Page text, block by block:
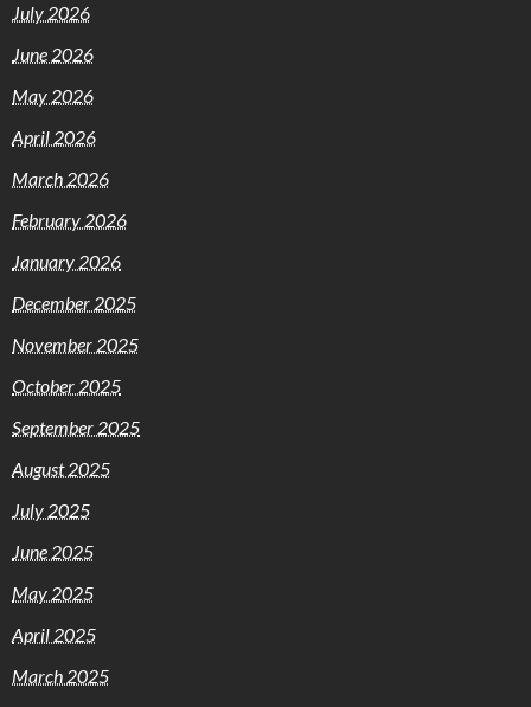
July 2026
June 2026
May 2026
April 2026
March 2026
February 2026
January 2026
December 2025
November 2025
October 2025
September 2025
August 2025
July 2025
June 2025
May 2025
April 2025
March 2025